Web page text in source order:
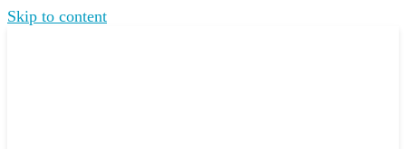
Skip to content